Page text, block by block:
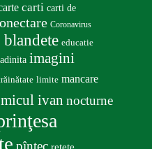
carti carti de
Coronavirus
blandete educatie
imagini
limite mancare
micul ivan nocturne
pîntec